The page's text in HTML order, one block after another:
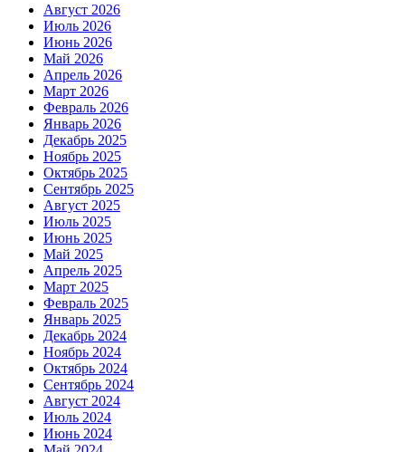
Август 2026
Июль 2026
Июнь 2026
Май 2026
Апрель 2026
Март 2026
Февраль 2026
Январь 2026
Декабрь 2025
Ноябрь 2025
Октябрь 2025
Сентябрь 2025
Август 2025
Июль 2025
Июнь 2025
Май 2025
Апрель 2025
Март 2025
Февраль 2025
Январь 2025
Декабрь 2024
Ноябрь 2024
Октябрь 2024
Сентябрь 2024
Август 2024
Июль 2024
Июнь 2024